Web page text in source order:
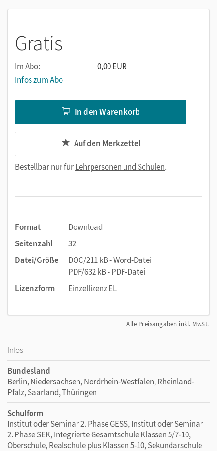
Gratis
Im Abo:
0,00 EUR
Infos zum Abo
In den Warenkorb
Auf den Merkzettel
Bestellbar nur fürLehrpersonen und Schulen.
Format
Download
Seitenzahl
32
Datei/Größe
DOC/211 kB - Word-Datei
PDF/632 kB - PDF-Datei
Lizenzform
Einzellizenz EL
Alle Preisangaben inkl. MwSt.
Infos
Bundesland
Berlin, Niedersachsen, Nordrhein-Westfalen, Rheinland-
Pfalz, Saarland, Thüringen
Schulform
Institut oder Seminar 2. Phase GESS, Institut oder Seminar
2. Phase SEK, Integrierte Gesamtschule Klassen 5/7-10,
Oberschule, Realschule plus Klassen 5-10, Sekundarschule